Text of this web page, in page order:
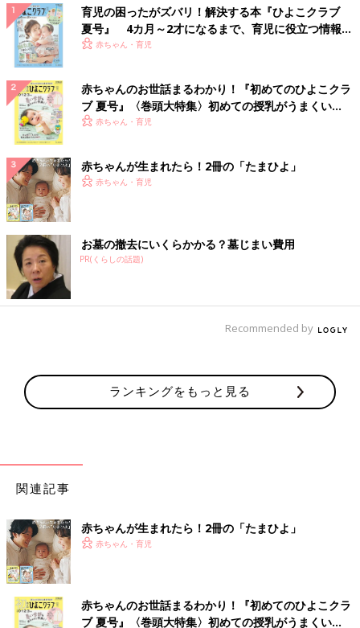
・抗ウイルス薬2
・整腸薬
・乳糖分解酵素
・内服用電解質薬
・便秘薬
・吐きけ止め
・シロップ薬の飲ませ方と保管方法
・口内用の薬
・鎮咳薬・去痰薬
・抗ヒスタミン薬
・抗アレルギー薬
・鉄剤
・便秘薬
・塗り薬の塗り方と保管方法
・ステロイド薬入り塗り薬
・ 非ステロイド系消炎塗り薬
・抗菌薬入り塗り薬
・皮膚保護薬・保湿薬
・口内用の薬
・抗けいれん薬
・吐きけ止め
・浣腸薬便秘薬の種類
・点眼薬のさし方と保管方法
・点眼薬の種類
・点耳薬のさし方と保管方法
生後1歳～ 赤ちゃんの発育発達、生活とお世話のポイント、親
育児の困ったがズバリ！解決する本『ひよこクラブ
夏号』 4カ月～2才になるまで、育児に役立つ情報が
いっぱい！
赤ちゃん・育児
赤ちゃんのお世話まるわかり！『初めてのひよこクラ
ブ 夏号』〈巻頭大特集〉初めての授乳がうまくい
く！ おっぱい・ミルクの基本と夏のトラブル 解決テ
赤ちゃん・育児
赤ちゃんが生まれたら！2冊の「たまひよ」
赤ちゃん・育児
お墓の撤去にいくらかかる？墓じまい費用
PR(くらしの話題)
Recommended by
ランキングをもっと見る
関連記事
赤ちゃんが生まれたら！2冊の「たまひよ」
赤ちゃん・育児
赤ちゃんのお世話まるわかり！『初めてのひよこクラ
ブ 夏号』〈巻頭大特集〉初めての授乳がうまくい